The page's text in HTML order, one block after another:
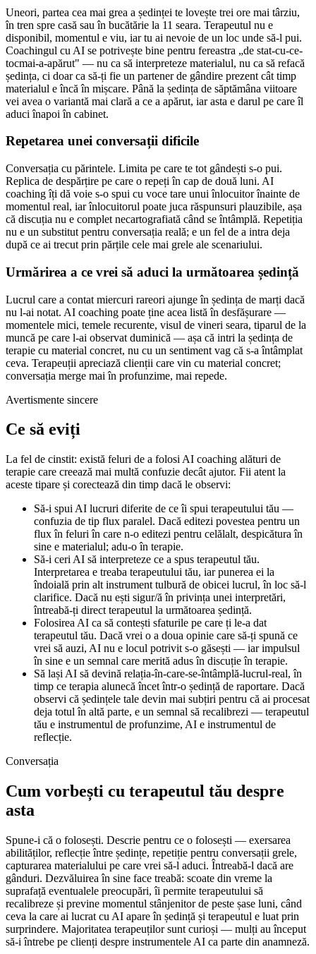
Uneori, partea cea mai grea a ședinței te lovește trei ore mai târziu,
în tren spre casă sau în bucătărie la 11 seara. Terapeutul nu e
disponibil, momentul e viu, iar tu ai nevoie de un loc unde să-l pui.
Coachingul cu AI se potrivește bine pentru fereastra „de stat-cu-ce-
tocmai-a-apărut" — nu ca să interpreteze materialul, nu ca să refacă
ședința, ci doar ca să-ți fie un partener de gândire prezent cât timp
materialul e încă în mișcare. Până la ședința de săptămâna viitoare
vei avea o variantă mai clară a ce a apărut, iar asta e darul pe care îl
aduci înapoi în cabinet.
Repetarea unei conversații dificile
Conversația cu părintele. Limita pe care te tot gândești s-o pui.
Replica de despărțire pe care o repeți în cap de două luni. AI
coaching îți dă voie s-o spui cu voce tare unui înlocuitor înainte de
momentul real, iar înlocuitorul poate juca răspunsuri plauzibile, așa
că discuția nu e complet necartografiată când se întâmplă. Repetiția
nu e un substitut pentru conversația reală; e un fel de a intra deja
după ce ai trecut prin părțile cele mai grele ale scenariului.
Urmărirea a ce vrei să aduci la următoarea ședință
Lucrul care a contat miercuri rareori ajunge în ședința de marți dacă
nu l-ai notat. AI coaching poate ține acea listă în desfășurare —
momentele mici, temele recurente, visul de vineri seara, tiparul de la
muncă pe care l-ai observat duminică — așa că intri la ședința de
terapie cu material concret, nu cu un sentiment vag că s-a întâmplat
ceva. Terapeuții apreciază clienții care vin cu material concret;
conversația merge mai în profunzime, mai repede.
Avertismente sincere
Ce să eviți
La fel de cinstit: există feluri de a folosi AI coaching alături de
terapie care creează mai multă confuzie decât ajutor. Fii atent la
aceste tipare și corectează din timp dacă le observi:
Să-i spui AI lucruri diferite de ce îi spui terapeutului tău —
confuzia de tip flux paralel. Dacă editezi povestea pentru un
flux în feluri în care n-o editezi pentru celălalt, despicătura în
sine e materialul; adu-o în terapie.
Să-i ceri AI să interpreteze ce a spus terapeutul tău.
Interpretarea e treaba terapeutului tău, iar punerea ei la
îndoială prin alt instrument tulbură de obicei lucrul, în loc să-l
clarifice. Dacă nu ești sigur/ă în privința unei interpretări,
întreabă-ți direct terapeutul la următoarea ședință.
Folosirea AI ca să contești sfaturile pe care ți le-a dat
terapeutul tău. Dacă vrei o a doua opinie care să-ți spună ce
vrei să auzi, AI nu e locul potrivit s-o găsești — iar impulsul
în sine e un semnal care merită adus în discuție în terapie.
Să lași AI să devină relația-în-care-se-întâmplă-lucrul-real, în
timp ce terapia alunecă încet într-o ședință de raportare. Dacă
observi că ședințele tale devin mai subțiri pentru că ai procesat
deja totul în altă parte, e un semnal să recalibrezi — terapeutul
tău e instrumentul de profunzime, AI e instrumentul de
reflecție.
Conversația
Cum vorbești cu terapeutul tău despre
asta
Spune-i că o folosești. Descrie pentru ce o folosești — exersarea
abilităților, reflecție între ședințe, repetiție pentru conversații grele,
capturarea materialului pe care vrei să-l aduci. Întreabă-l dacă are
gânduri. Dezvăluirea în sine face treabă: scoate din vreme la
suprafață eventualele preocupări, îi permite terapeutului să
recalibreze și previne momentul stânjenitor de peste șase luni, când
ceva la care ai lucrat cu AI apare în ședință și terapeutul e luat prin
surprindere. Majoritatea terapeuților sunt curioși — mulți au început
să-i întrebe pe clienți despre instrumentele AI ca parte din anamneză.